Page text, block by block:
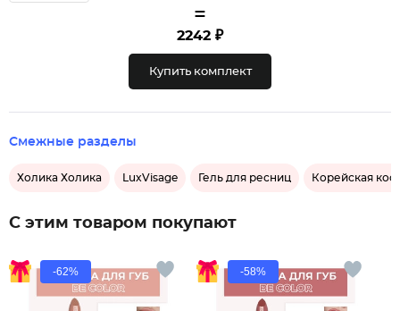
=
2242 ₽
Купить комплект
Смежные разделы
Холика Холика LuxVisage Гель для ресниц Корейская
С этим товаром покупают
-62% -58%